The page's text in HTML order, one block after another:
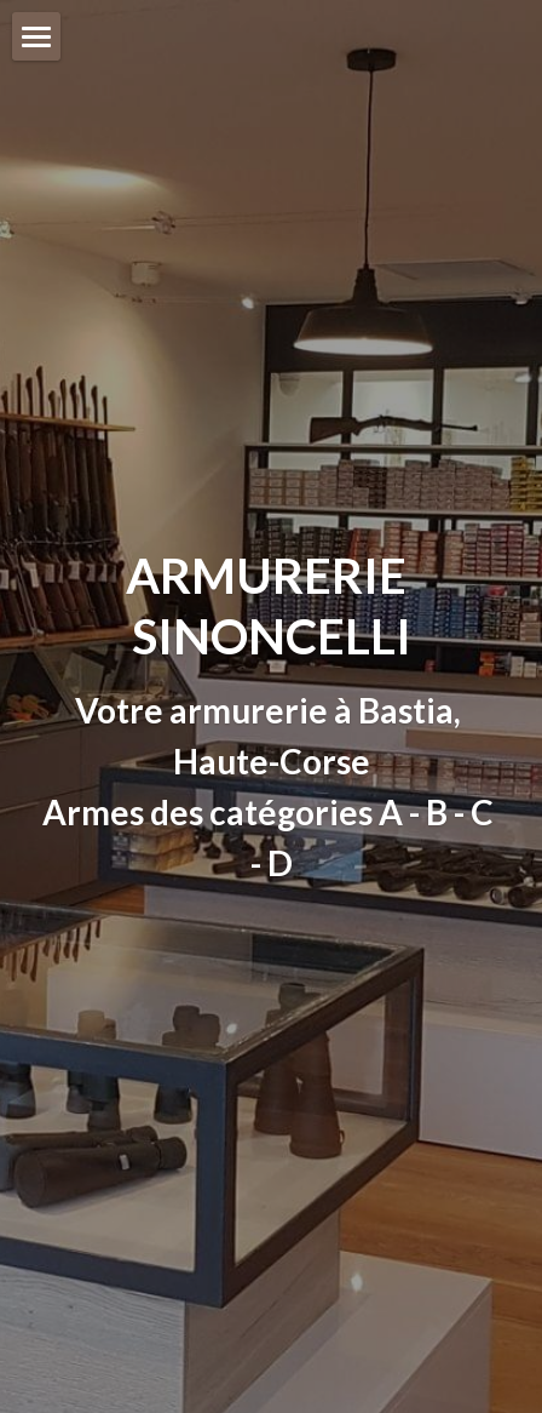
Boutique en ligne
Adresse
ARMURERIE
SINONCELLI
Votre armurerie à Bastia,
Haute-Corse
Armes des catégories A - B - C
- D